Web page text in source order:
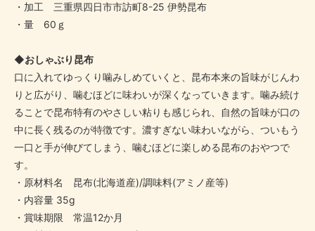
・加工 三重県四日市市訪町8-25 伊勢昆布
・量 60ｇ
◆おしゃぶり昆布
口に入れてゆっくり噛みしめていくと、昆布本来の旨味がじんわ
りと広がり、噛むほどに味わいが深くなっていきます。噛み続け
ることで昆布特有のやさしい粘りも感じられ、自然の旨味が口の
中に長く残るのが特徴です。濃すぎない味わいながら、ついもう
一口と手が伸びてしまう、噛むほどに楽しめる昆布のおやつで
す。
・原材料名 昆布(北海道産)/調味料(アミノ産等)
・内容量 35g
・賞味期限 常温12か月